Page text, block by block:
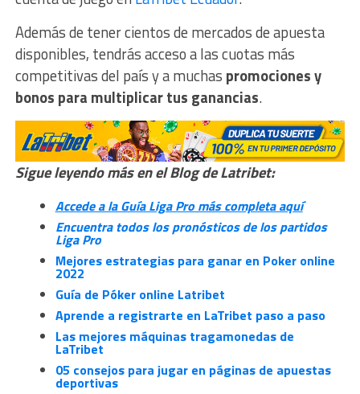
Además de tener cientos de mercados de apuesta
disponibles, tendrás acceso a las cuotas más
competitivas del país y a muchas promociones y
bonos para multiplicar tus ganancias.
Sigue leyendo más en el Blog de Latribet:
Accede a la Guía Liga Pro más completa aquí
Encuentra todos los pronósticos de los partidos
Liga Pro
Mejores estrategias para ganar en Poker online
2022
Guía de Póker online Latribet
Aprende a registrarte en LaTribet paso a paso
Las mejores máquinas tragamonedas de
LaTribet
05 consejos para jugar en páginas de apuestas
deportivas